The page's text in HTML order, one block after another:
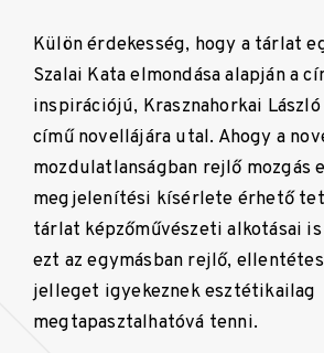
Külön érdekesség, hogy a tárlat
Szalai Kata elmondása alapján a
inspirációjú, Krasznahorkai László
című novellájára utal. Ahogy a
mozdulatlanságban rejlő mozgás
megjelenítési kísérlete érhető
tárlat képzőművészeti alkotásai
ezt az egymásban rejlő,
jelleget igyekeznek esztétikailag
megtapasztalhatóvá tenni.